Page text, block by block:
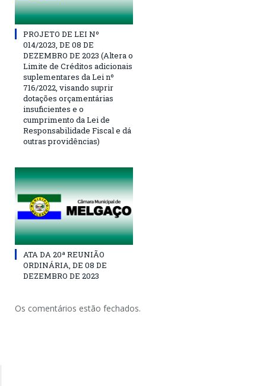
PROJETO DE LEI Nº
014/2023, DE 08 DE
DEZEMBRO DE 2023 (Altera o
Limite de Créditos adicionais
suplementares da Lei nº
716/2022, visando suprir
dotações orçamentárias
insuficientes e o
cumprimento da Lei de
Responsabilidade Fiscal e dá
outras providências)
ATA DA 20ª REUNIÃO
ORDINÁRIA, DE 08 DE
DEZEMBRO DE 2023
Os comentários estão fechados.